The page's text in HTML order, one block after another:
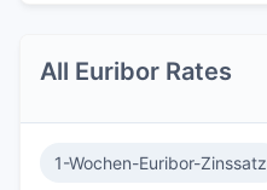
All Euribor Rates
1-Wochen-Euribor-Zinssatz